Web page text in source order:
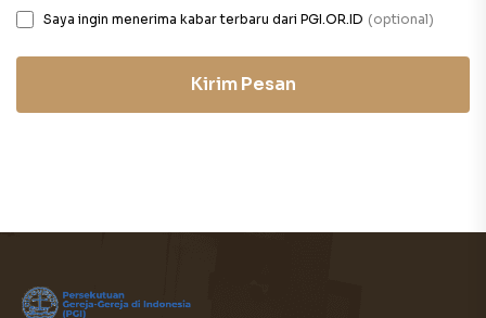
Saya ingin menerima kabar terbaru dari PGI.OR.ID (optional)
Kirim Pesan